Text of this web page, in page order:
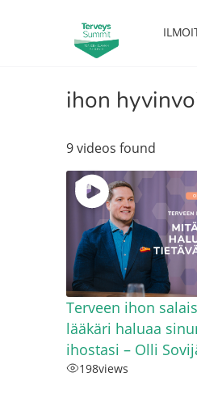
ihon
9 videos found
Terveen ihon
lääkäri haluaa
ihostasi – Olli
198views